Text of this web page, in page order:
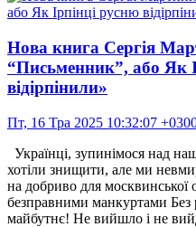
Нова книга Сергія
“Письменник”, або Як
відірпінили»
Пт, 16 Тра 2025 10:32:07
Українці, зупинімося над
хотіли знищити, але ми
на добриво для москвинської
безправними манкуртами Без
майбутнє! Не вийшло і не